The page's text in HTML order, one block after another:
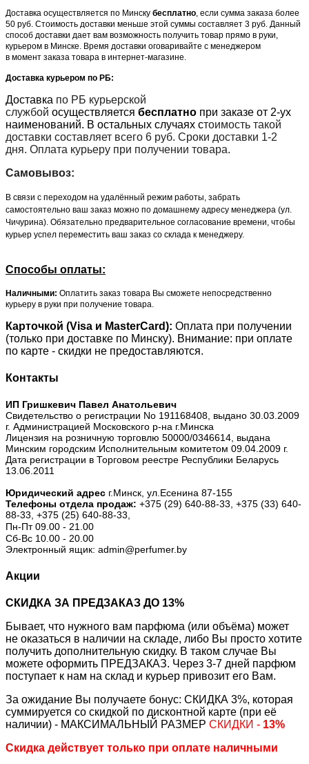
Доставка осуществляется по Минску бесплатно , если сумма заказа более
50 руб. Стоимость доставки меньше этой суммы составляет 3 руб. Данный
способ доставки дает вам возможность получить товар прямо в руки,
курьером в Минске. Время доставки оговаривайте с менеджером
в момент заказа товара в интернет-магазине.
Доставка курьером по РБ:
Доставка по РБ курьерской
службой осуществляется бесплатно при заказе от 2-ух
наименований. В остальных случаях стоимость такой
доставки составляет всего 6 руб. Сроки доставки 1-2
дня. Оплата курьеру при получении товара.
Самовывоз:
В связи с переходом на удалённый режим работы, забрать
самостоятельно ваш заказ можно по домашнему адресу менеджера (ул.
Чичурина). Обязательно предварительное согласование времени, чтобы
курьер успел переместить ваш заказ со склада к менеджеру.
Способы оплаты:
Наличными: Оплатить заказ товара Вы сможете непосредственно
курьеру в руки при получение товара.
Карточкой (Visa и MasterCard): Оплата при получении
(только при доставке по Минску). Внимание: при оплате
по карте - скидки не предоставляются.
Контакты
ИП Гришкевич Павел Анатольевич
Свидетельство о регистрации No 191168408, выдано 30.03.2009
г. Администрацией Московского р-на г.Минска
Лицензия на розничную торговлю 50000/0346614, выдана
Минским городским Исполнительным комитетом 09.04.2009 г.
Дата регистрации в Торговом реестре Республики Беларусь
13.06.2011
Юридический адрес г.Минск, ул.Есенина 87-155
Телефоны отдела продаж: +375 (29) 640-88-33, +375 (33) 640-
88-33, +375 (25) 640-88-33,
Пн-Пт 09.00 - 21.00
Сб-Вс 10.00 - 20.00
Электронный ящик: admin@perfumer.by
Акции
СКИДКА ЗА ПРЕДЗАКАЗ ДО 13%
Бывает, что нужного вам парфюма (или объёма) может
не оказаться в наличии на складе, либо Вы просто хотите
получить дополнительную скидку. В таком случае Вы
можете оформить ПРЕДЗАКАЗ. Через 3-7 дней парфюм
поступает к нам на склад и курьер привозит его Вам.
За ожидание Вы получаете бонус: СКИДКА 3%, которая
суммируется со скидкой по дисконтной карте (при её
наличии) - МАКСИМАЛЬНЫЙ РАЗМЕР СКИДКИ - 13%
Скидка действует только при оплате наличными